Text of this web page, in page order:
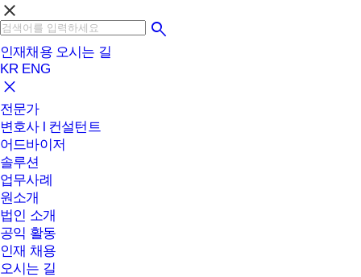
clear
인재채용 오시는 길
KR ENG
전문가
변호사 l 컨설턴트
어드바이저
솔루션
업무사례
원소개
법인 소개
공익 활동
인재 채용
오시는 길